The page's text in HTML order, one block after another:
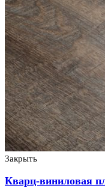
Закрыть
Кварц-виниловая